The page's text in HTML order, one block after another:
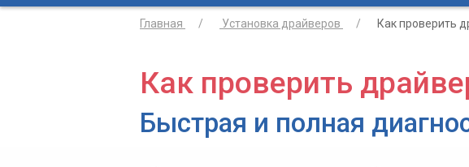
Главная Установка драйверов Как проверить
Как проверить
Быстрая и полная